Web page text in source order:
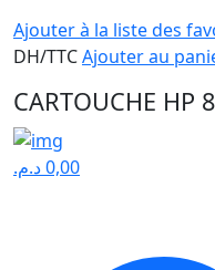
Ajouter à la liste des
DH/TTCAjouter au
CARTOUCHE HP
0,00د.م.